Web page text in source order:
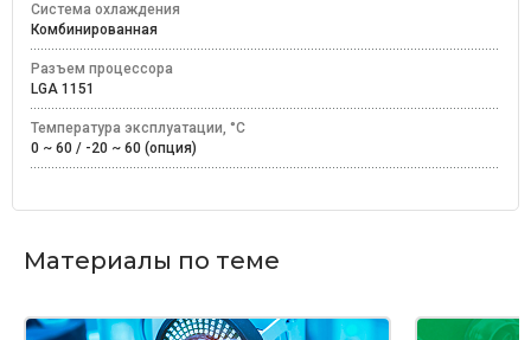
Система охлаждения
Комбинированная
Разъем процессора
LGA 1151
Температура эксплуатации, °C
0 ~ 60 / -20 ~ 60 (опция)
Материалы по теме